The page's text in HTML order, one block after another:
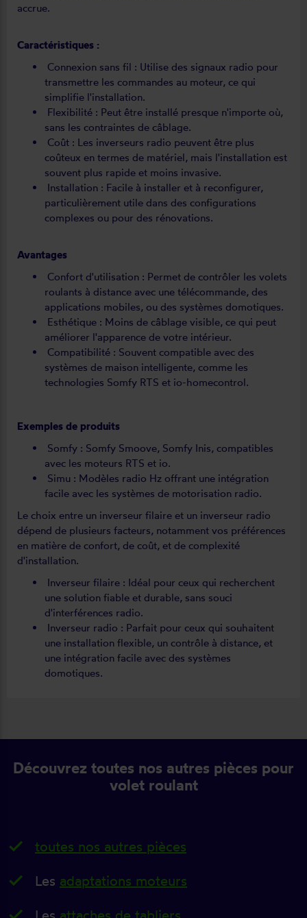
accrue.
Caractéristiques :
Connexion sans fil : Utilise des signaux radio pour
transmettre les commandes au moteur, ce qui
simplifie l'installation.
Flexibilité : Peut être installé presque n'importe où,
sans les contraintes de câblage.
Coût : Les inverseurs radio peuvent être plus
coûteux en termes de matériel, mais l'installation est
souvent plus rapide et moins invasive.
Installation : Facile à installer et à reconfigurer,
particulièrement utile dans des configurations
complexes ou pour des rénovations.
Avantages
Confort d'utilisation : Permet de contrôler les volets
roulants à distance avec une télécommande, des
applications mobiles, ou des systèmes domotiques.
Esthétique : Moins de câblage visible, ce qui peut
améliorer l'apparence de votre intérieur.
Compatibilité : Souvent compatible avec des
systèmes de maison intelligente, comme les
technologies Somfy RTS et io-homecontrol.
Exemples de produits
Somfy : Somfy Smoove, Somfy Inis, compatibles
avec les moteurs RTS et io.
Simu : Modèles radio Hz offrant une intégration
facile avec les systèmes de motorisation radio.
Le choix entre un inverseur filaire et un inverseur radio
dépend de plusieurs facteurs, notamment vos préférences
en matière de confort, de coût, et de complexité
d'installation.
Inverseur filaire : Idéal pour ceux qui recherchent
une solution fiable et durable, sans souci
d'interférences radio.
Inverseur radio : Parfait pour ceux qui souhaitent
une installation flexible, un contrôle à distance, et
une intégration facile avec des systèmes
domotiques.
Découvrez toutes nos autres pièces pour
volet roulant
toutes nos autres pièces
Les adaptations moteurs